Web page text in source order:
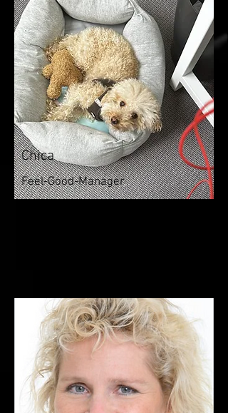
Chica
Feel-Good-Manager